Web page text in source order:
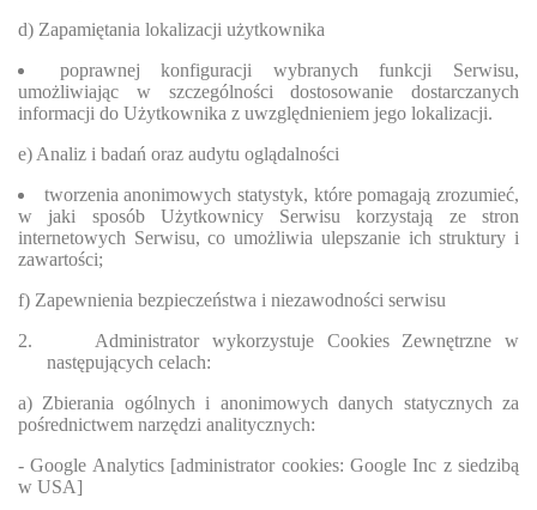
d) Zapamiętania lokalizacji użytkownika
poprawnej konfiguracji wybranych funkcji Serwisu,
umożliwiając w szczególności dostosowanie dostarczanych
informacji do Użytkownika z uwzględnieniem jego lokalizacji.
e) Analiz i badań oraz audytu oglądalności
tworzenia anonimowych statystyk, które pomagają zrozumieć,
w jaki sposób Użytkownicy Serwisu korzystają ze stron
internetowych Serwisu, co umożliwia ulepszanie ich struktury i
zawartości;
f) Zapewnienia bezpieczeństwa i niezawodności serwisu
2.
Administrator wykorzystuje Cookies Zewnętrzne w
następujących celach:
a) Zbierania ogólnych i anonimowych danych statycznych za
pośrednictwem narzędzi analitycznych:
- Google Analytics [administrator cookies: Google Inc z siedzibą
w USA]